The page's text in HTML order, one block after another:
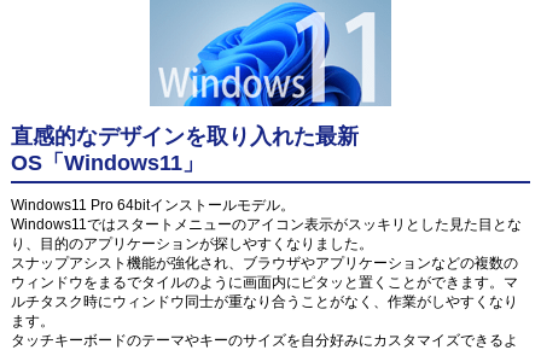
直感的なデザインを取り入れた最新
OS「Windows11」
Windows11 Pro 64bitインストールモデル。
Windows11ではスタートメニューのアイコン表示がスッキリとした見た目とな
り、目的のアプリケーションが探しやすくなりました。
スナップアシスト機能が強化され、ブラウザやアプリケーションなどの複数の
ウィンドウをまるでタイルのように画面内にピタッと置くことができます。マ
ルチタスク時にウィンドウ同士が重なり合うことがなく、作業がしやすくなり
ます。
タッチキーボードのテーマやキーのサイズを自分好みにカスタマイズできるよ